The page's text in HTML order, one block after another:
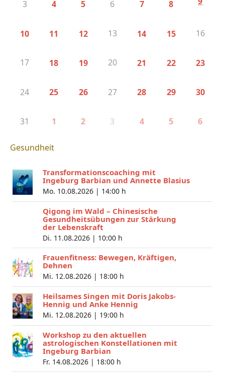
3 4 5 6 7 8
10 11 12 13 14 15 16
17 18 19 20 21 22 23
24 25 26 27 28 29 30
31 1 2 3 4 5 6
Gesundheit
Transformationscoaching mit
Ingeburg Barbian und Annette Blasius
Mo. 10.08.2026 | 14:00 h
Qigong im Wald – Chinesische
Gesundheitsübungen zur Stärkung
der Lebenskraft
Di. 11.08.2026 | 10:00 h
Frauenfitness: Bewegen, Kräftigen,
Dehnen
Mi. 12.08.2026 | 18:00 h
Heilsames Singen mit Doris Jakobs-
Hennig und Anke Hennig
Mi. 12.08.2026 | 19:00 h
Workshop zu den aktuellen
astrologischen Konstellationen mit
Ingeburg Barbian
Fr. 14.08.2026 | 18:00 h